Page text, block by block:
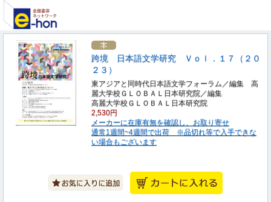
跨境 日本語文学研究 Ｖｏｌ．１７（２０
２３）
東アジアと同時代日本語文学フォーラム／編集 高
麗大学校ＧＬＯＢＡＬ日本研究院／編集
高麗大学校ＧＬＯＢＡＬ日本研究院
2,530円
メーカーに在庫有無を確認し、お取り寄せ
通常1週間~4週間で出荷 ※品切れ等で入手できな
い場合もございます